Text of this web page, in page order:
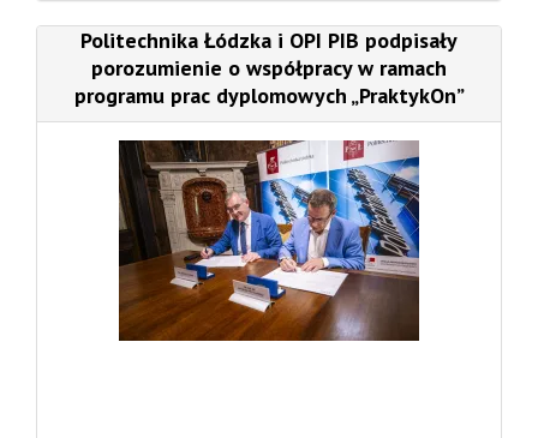
Politechnika Łódzka i OPI PIB podpisały
porozumienie o współpracy w ramach
programu prac dyplomowych „PraktykOn”